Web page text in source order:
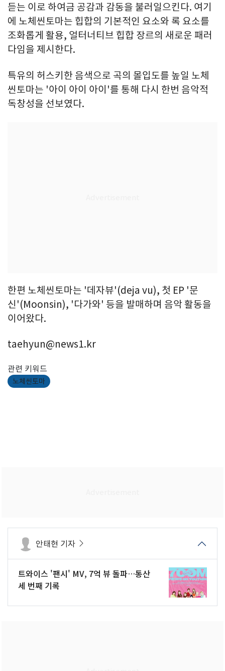
듣는 이로 하여금 공감과 감동을 불러일으킨다. 여기
에 노체씬토마는 힙합의 기본적인 요소와 록 요소를
조화롭게 활용, 얼터너티브 힙합 장르의 새로운 패러
다임을 제시한다.
특유의 허스키한 음색으로 곡의 몰입도를 높일 노체
씬토마는 '아이 아이 아이'를 통해 다시 한번 음악적
독창성을 선보였다.
한편 노체씬토마는 '데자뷰'(deja vu), 첫 EP '문
신'(Moonsin), '다가와' 등을 발매하며 음악 활동을
이어왔다.
taehyun@news1.kr
관련 키워드
노체씬토마
안태현 기자
트와이스 '팬시' MV, 7억 뷰 돌파…통산
세 번째 기록